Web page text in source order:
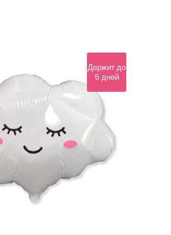
Держит до
5 дней